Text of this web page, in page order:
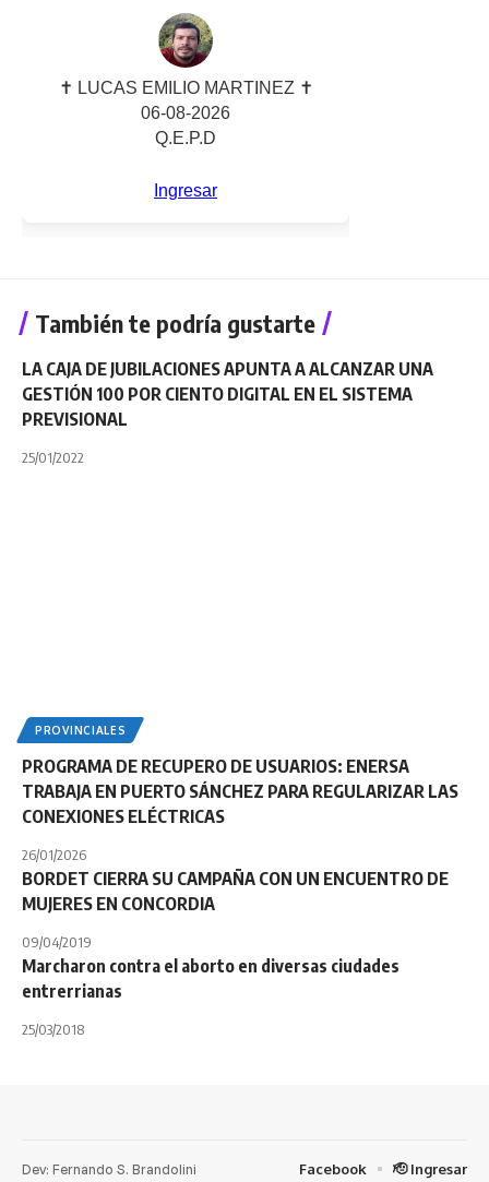
También te podría gustarte
LA CAJA DE JUBILACIONES APUNTA A ALCANZAR UNA
GESTIÓN 100 POR CIENTO DIGITAL EN EL SISTEMA
PREVISIONAL
25/01/2022
PROVINCIALES
PROGRAMA DE RECUPERO DE USUARIOS: ENERSA
TRABAJA EN PUERTO SÁNCHEZ PARA REGULARIZAR LAS
CONEXIONES ELÉCTRICAS
26/01/2026
BORDET CIERRA SU CAMPAÑA CON UN ENCUENTRO DE
MUJERES EN CONCORDIA
09/04/2019
Marcharon contra el aborto en diversas ciudades
entrerrianas
25/03/2018
Dev: Fernando S. Brandolini Facebook 🫡 Ingresar